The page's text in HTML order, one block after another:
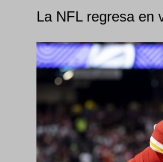
La NFL regresa en